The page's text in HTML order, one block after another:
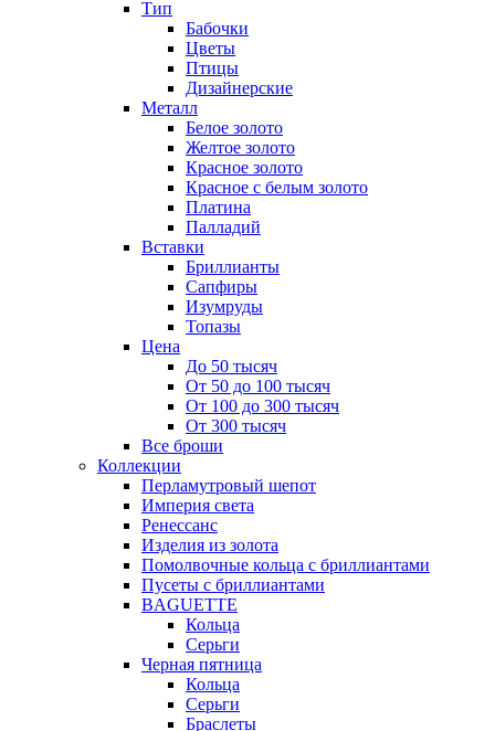
Тип
Бабочки
Цветы
Птицы
Дизайнерские
Металл
Белое золото
Желтое золото
Красное золото
Красное с белым золото
Платина
Палладий
Вставки
Бриллианты
Сапфиры
Изумруды
Топазы
Цена
До 50 тысяч
От 50 до 100 тысяч
От 100 до 300 тысяч
От 300 тысяч
Все броши
Коллекции
Перламутровый шепот
Империя света
Ренессанс
Изделия из золота
Помолвочные кольца с бриллиантами
Пусеты с бриллиантами
BAGUETTE
Кольца
Серьги
Черная пятница
Кольца
Серьги
Браслеты